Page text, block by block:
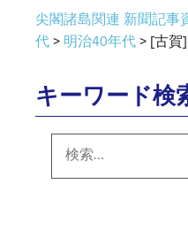
尖閣諸島関連 新聞記事
代>明治40年代>[古賀
キーワード検
索: